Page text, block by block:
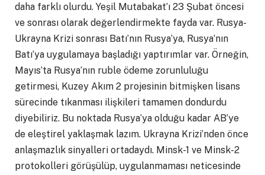
daha farklı olurdu. Yeşil Mutabakat’ı 23 Şubat öncesi
ve sonrası olarak değerlendirmekte fayda var. Rusya-
Ukrayna Krizi sonrası Batı’nın Rusya’ya, Rusya’nın
Batı’ya uygulamaya başladığı yaptırımlar var. Örneğin,
Mayıs’ta Rusya’nın ruble ödeme zorunluluğu
getirmesi, Kuzey Akım 2 projesinin bitmişken lisans
sürecinde tıkanması ilişkileri tamamen dondurdu
diyebiliriz. Bu noktada Rusya’ya olduğu kadar AB’ye
de eleştirel yaklaşmak lazım. Ukrayna Krizi’nden önce
anlaşmazlık sinyalleri ortadaydı. Minsk-1 ve Minsk-2
protokolleri görüşülüp, uygulanmaması neticesinde